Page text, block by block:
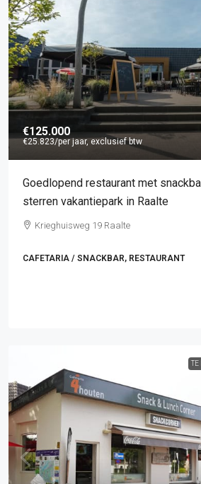
€125.000
€25.823/per jaar, exclusief btw
Goedlopend restaurant met
sterren vakantiepark in Raalte
Krieghuisweg 19 Raalte
CAFETARIA / SNACKBAR, RESTAURANT
TE